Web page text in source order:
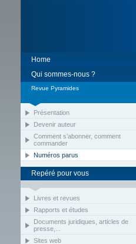
Home
Qui sommes-nous ?
Revue Pyramides
Présentation
Devenir auteur
Comment s’abonner, comment
commander
Numéros parus
Repéré pour vous
Livres et revues
Rapports et études
Documents juridiques, articles de
presse,...
Sites web